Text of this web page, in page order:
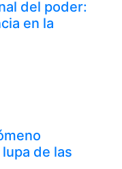
del poder:
en la
de las